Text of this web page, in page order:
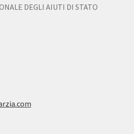
DEGLI AIUTI DI STATO